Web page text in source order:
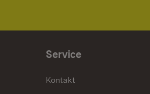
Service
Kontakt